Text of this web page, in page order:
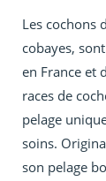
Les cochons
cobayes,
en France et
races de
pelage
soins.
son pelage